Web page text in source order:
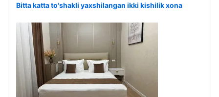
Bitta katta to'shakli yaxshilangan ikki kishilik xona